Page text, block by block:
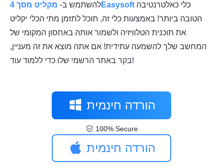
להשתמש ב-מקליט מסך 4Easysoft
הטובה ביותר! באמצעות כלי זה, תוכל לתזמן מתי הכלי יקליט
את תוכנית הטלוויזיה ולשמור אותה באחסון המקומי של
המחשב שלך להשמעה עתידית! אם אתה מוצא את זה מעניין,
בקר באתר הרשמי שלו כדי ללמוד עוד!
הורדה חינמית
100% Secure
הורדה חינמית